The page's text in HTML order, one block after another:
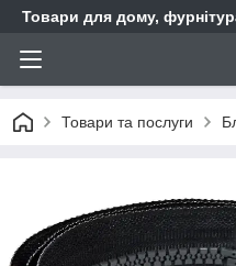
Товари для дому,
Товари та послуги